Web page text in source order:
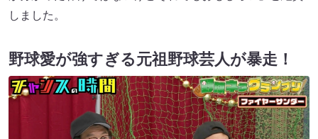
しました。
野球愛が強すぎる元祖野球芸人が暴走！